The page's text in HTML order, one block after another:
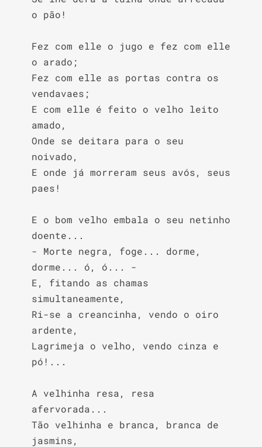
o pão!
Fez com elle o jugo e fez com elle
o arado;
Fez com elle as portas contra os
vendavaes;
E com elle é feito o velho leito
amado,
Onde se deitara para o seu
noivado,
E onde já morreram seus avós, seus
paes!
E o bom velho embala o seu netinho
doente...
- Morte negra, foge... dorme,
dorme... ó, ó... -
E, fitando as chamas
simultaneamente,
Ri-se a creancinha, vendo o oiro
ardente,
Lagrimeja o velho, vendo cinza e
pó!...
A velhinha resa, resa
afervorada...
Tão velhinha e branca, branca de
jasmins,